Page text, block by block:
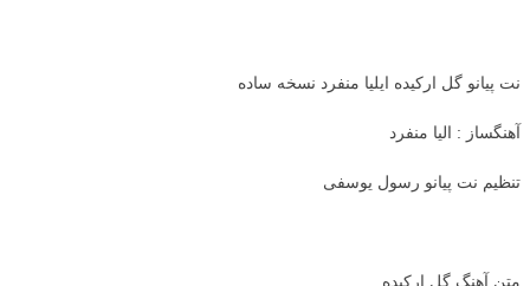
نت پیانو گل ارکیده ایلیا منفرد نسخه ساده
آهنگساز : الیا منفرد
تنظیم نت پیانو رسول یوسفی
متن آهنگ گل ارکیده